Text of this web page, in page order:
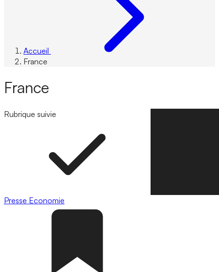
Accueil
France
France
Rubrique suivie
Presse Economie